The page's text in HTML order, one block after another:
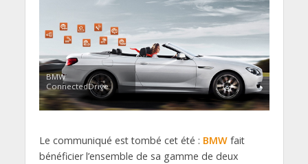
BMW
ConnectedDrive
Le communiqué est tombé cet été : BMWfait
bénéficier l’ensemble de sa gamme de deux